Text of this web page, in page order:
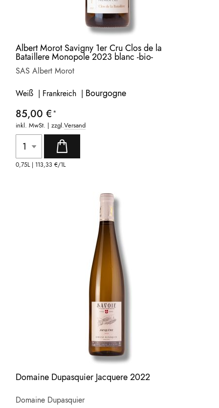
Albert Morot Savigny 1er Cru Clos de la
Bataillere Monopole 2023 blanc -bio-
SAS Albert Morot
Weiß | Frankreich | Bourgogne
85,00 €
inkl. MwSt. | zzgl.Versand
0,75L | 113,33 €/1L
Domaine Dupasquier Jacquere 2022
Domaine Dupasquier